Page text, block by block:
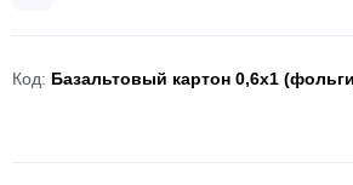
Код: Базальтовый картон 0,6х1